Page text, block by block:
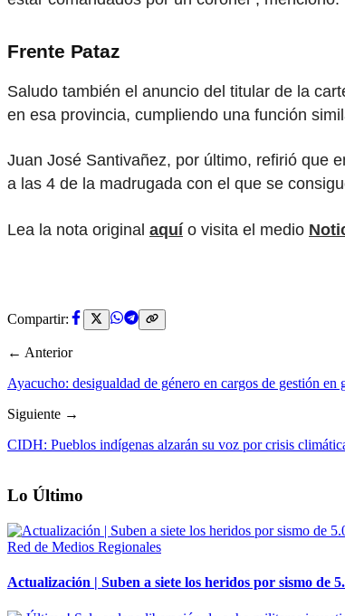
Frente Pataz
Saludo también el anuncio del titular de la
en esa provincia, cumpliendo una función
Juan José Santivañez, por último, refirió que
a las 4 de la madrugada con el que se
Lea la nota original aquío visita el medio
Compartir:
← Anterior
Ayacucho: desigualdad de género en cargos de gestión
Siguiente →
CIDH: Pueblos indígenas alzarán su voz por crisis
Lo Último
Red de Medios Regionales
Actualización | Suben a siete los heridos por sismo de